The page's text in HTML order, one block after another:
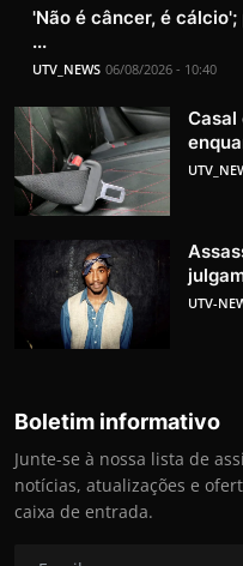
'Não é câncer, é
...
UTV_NEWS 06/08/2026 - 10:40
Casal
UTV-
Boletim informativo
Junte-se à nossa lista de
notícias, atualizações e
caixa de entrada.